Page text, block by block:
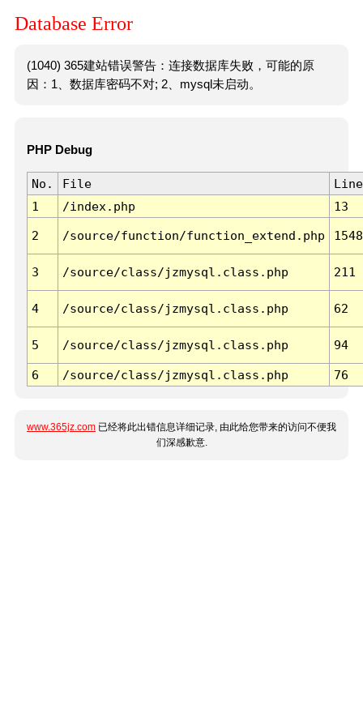
Database Error
(1040) 365建站错误警告：连接数据库失败，可能的原
因：1、数据库密码不对; 2、mysql未启动。
PHP Debug
No. File
Line
1
/index.php 13
2 /source/function/function_extend.php 1548
3 /source/class/jzmysql.class.php 211
4 /source/class/jzmysql.class.php 62
5 /source/class/jzmysql.class.php 94
6 /source/class/jzmysql.class.php 76
www.365jz.com 已经将此出错信息详细记录, 由此给您带来的访问不便我
们深感歉意.